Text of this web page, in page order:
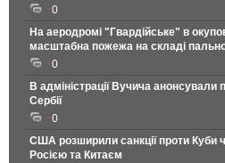
0
На аеродромі "Гвардійське" в
масштабна пожежа на складі
0
В адміністрації Вучича
Сербії
0
США розширили санкції проти Куби
Росією та Китаєм